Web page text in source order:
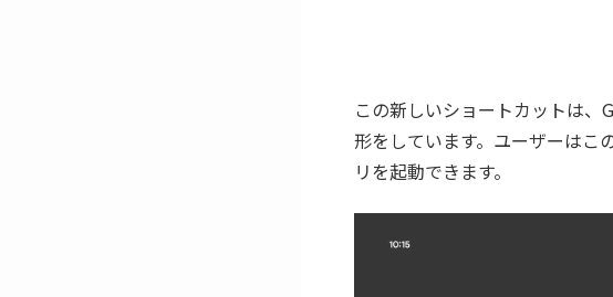
この新しいショートカットは
形をしています。ユーザーはこ
リを起動できます。